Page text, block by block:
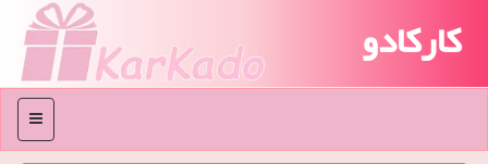
کارکادو
منو